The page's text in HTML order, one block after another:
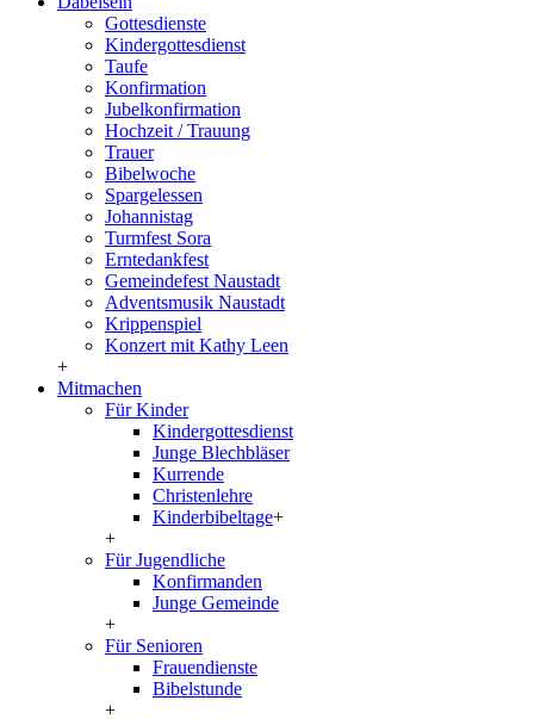
Gottesdienste
Kindergottesdienst
Taufe
Konfirmation
Jubelkonfirmation
Hochzeit / Trauung
Trauer
Bibelwoche
Spargelessen
Johannistag
Turmfest Sora
Erntedankfest
Gemeindefest Naustadt
Adventsmusik Naustadt
Krippenspiel
Konzert mit Kathy Leen
+
Mitmachen
Für Kinder
Kindergottesdienst
Junge Blechbläser
Kurrende
Christenlehre
Kinderbibeltage+
+
Für Jugendliche
Konfirmanden
Junge Gemeinde
+
Für Senioren
Frauendienste
Bibelstunde
+